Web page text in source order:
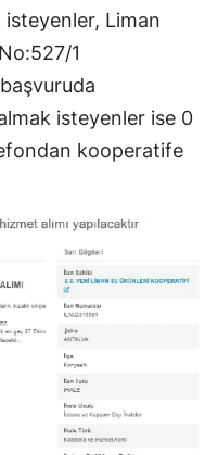
isteyenler, Liman
1
isteyenler ise 0
kooperatife